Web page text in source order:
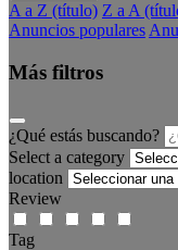
A a Z (título) Z a A
Anuncios populares
Más filtros
¿Qué estás buscando?
Select a category
location
Review
Tag